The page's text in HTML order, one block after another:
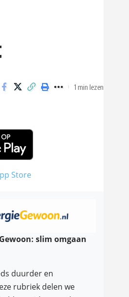
1 min lezen
slim omgaan
duurder en
rubriek delen we